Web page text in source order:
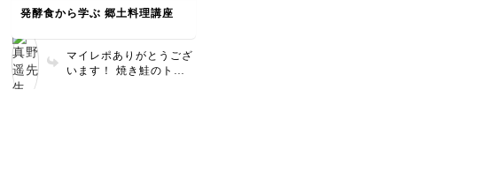
ングしてほしい」とリクエストさ
れ、焼鮭を乗せました。
らサラリと食べられて、栄養もと
れるから良いですね！ありがとう
ございました！(^^)
発酵食から学ぶ 郷土料理講座
マイレポありがとうござ
います！ 焼き鮭のトッ